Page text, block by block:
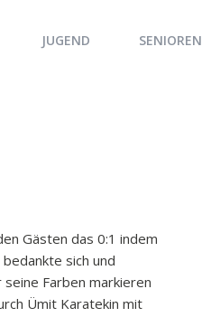
JUGEND SENIOREN
Gästen das 0:1 indem
sich und
Farben markieren
Ümit Karatekin mit